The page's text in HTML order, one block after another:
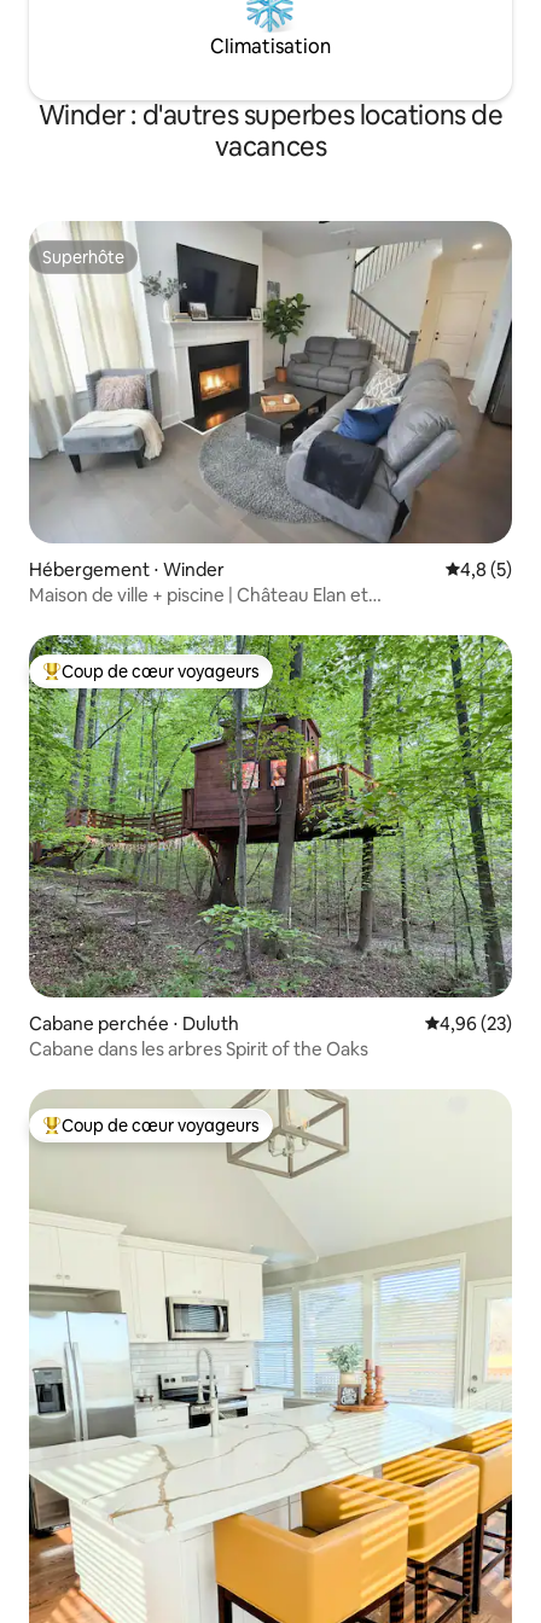
Climatisation
Winder : d'autres superbes locations de
vacances
Superhôte
Superhôte
Hébergement ⋅ Winder Évaluation
4,8 (5)
Maison de ville + piscine | Château Elan et
Coups de cœur voyageurs les plus appréciés
Coup de cœur voyageurs
Cabane perchée ⋅ Duluth Évaluation
4,96 (23)
Cabane dans les arbres Spirit of the Oaks
Coups de cœur voyageurs les plus appréciés
Coup de cœur voyageurs